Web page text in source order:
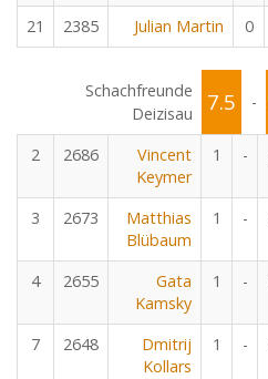
21 2385 Julian Martin 0
Schachfreunde
Deizisau
7.5 -
2
2686
Vincent
Keymer
1 -
3 2673
Matthias
Blübaum
1 -
4 2655
Gata
Kamsky
1 -
7 2648
Dmitrij
Kollars
1 -